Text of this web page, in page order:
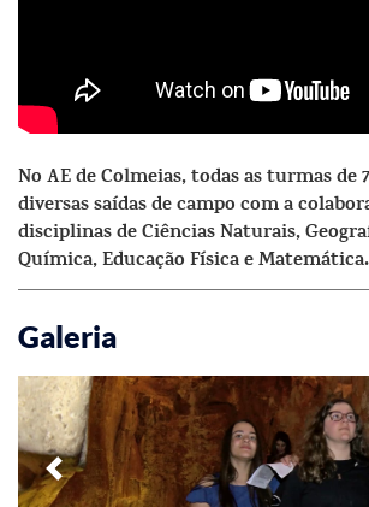
No AE de Colmeias, todas as turmas de
diversas saídas de campo com a
disciplinas de Ciências Naturais,
Química, Educação Física e Matemática.
Galeria
Previous